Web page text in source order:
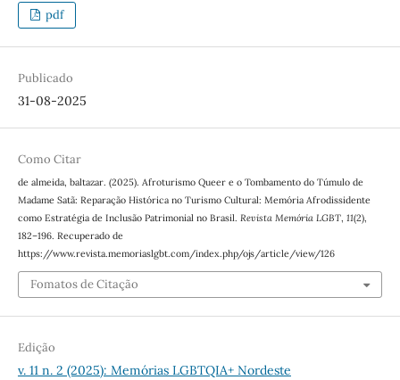
pdf
Publicado
31-08-2025
Como Citar
de almeida, baltazar. (2025). Afroturismo Queer e o Tombamento do Túmulo de
Madame Satã: Reparação Histórica no Turismo Cultural: Memória Afrodissidente
como Estratégia de Inclusão Patrimonial no Brasil. Revista Memória LGBT, 11(2),
182–196. Recuperado de
https://www.revista.memoriaslgbt.com/index.php/ojs/article/view/126
Fomatos de Citação
Edição
v. 11 n. 2 (2025): Memórias LGBTQIA+ Nordeste